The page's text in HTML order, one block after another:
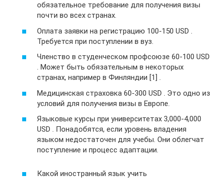
обязательное требование для получения визы
почти во всех странах.
Оплата заявки на регистрацию 100-150 USD .
Требуется при поступлении в вуз.
Членство в студенческом профсоюзе 60-100 USD
. Может быть обязательным в некоторых
странах, например в Финляндии [1] .
Медицинская страховка 60-300 USD . Это одно из
условий для получения визы в Европе.
Языковые курсы при университетах 3,000-4,000
USD . Понадобятся, если уровень владения
языком недостаточен для учебы. Они облегчат
поступление и процесс адаптации.
Какой иностранный язык учить